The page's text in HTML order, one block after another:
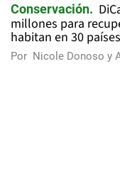
Conservación
millones para
habitan en 30 países
Por Nicole Donoso y